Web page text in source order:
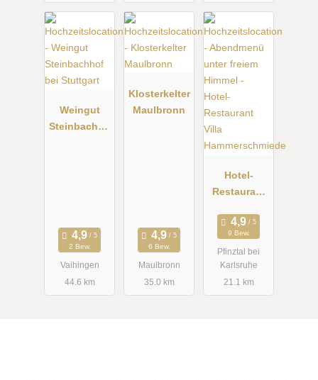
Weingut
Steinbachho
2 Bew.
Vaihingen
44.6 km
Klosterkelter
Maulbronn
6 Bew.
Maulbronn
35.0 km
Hotel-
Restaurant
Hammersch
miede
9 Bew.
Pfinztal bei
Karlsruhe
21.1 km